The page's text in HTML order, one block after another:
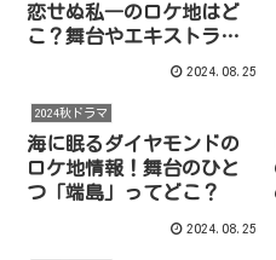
恋せぬ私―のロケ地はど
こ？舞台やエキストラ情
2024.08.25
2024秋ドラマ
海に眠るダイヤモンドの
ロケ地情報！舞台のひと
つ「端島」ってどこ？
2024.08.25